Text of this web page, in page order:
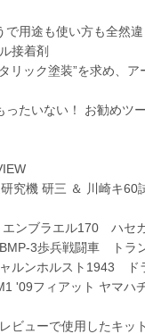
用途も使い方も全然
接着剤
リック塗装”を求め、ア
たいない！ お勧めツ
究機 研三 ＆ 川崎キ60
ンブラエル170 ハセ
3歩兵戦闘車 トラ
ルンホルスト1943 ド
'09フィアット ヤマハ
ビューで使用したキッ